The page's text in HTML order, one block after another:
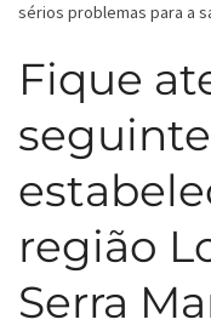
sérios problemas para a
Fique
região
Serra